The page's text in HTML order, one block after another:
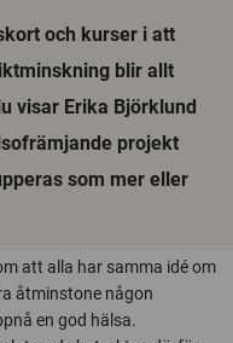
och kurser i att
blir allt
visar Erika Björklund
projekt
som mer eller
att alla har samma idé om
åtminstone någon
en god hälsa.